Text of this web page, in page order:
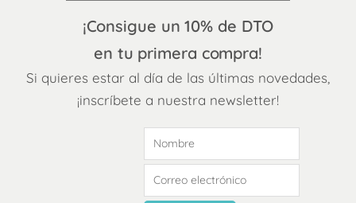
¡Consigue un 10% de DTO
en tu primera compra!
Si quieres estar al día de las últimas novedades,
¡inscríbete a nuestra newsletter!